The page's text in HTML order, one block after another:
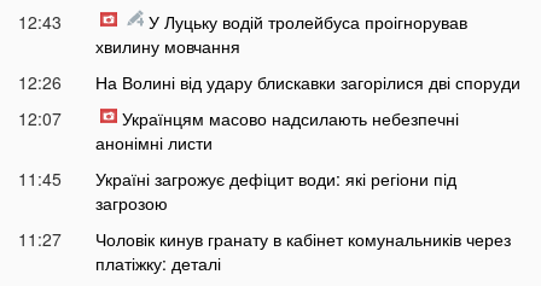
12:43
У Луцьку водій тролейбуса проігнорував
хвилину мовчання
12:26
На Волині від удару блискавки загорілися дві споруди
12:07
Українцям масово надсилають небезпечні
анонімні листи
11:45
Україні загрожує дефіцит води: які регіони під
загрозою
11:27
Чоловік кинув гранату в кабінет комунальників через
платіжку: деталі